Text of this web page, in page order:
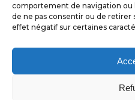
comportement de navigation ou
de ne pas consentir ou de
effet négatif sur certaines
RESEAU ECHANGES
ALICE